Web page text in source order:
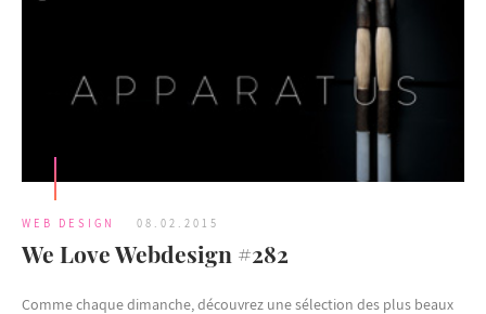
WEB DESIGN 08.02.2015
We Love Webdesign #282
Comme chaque dimanche, découvrez une sélection des plus beaux